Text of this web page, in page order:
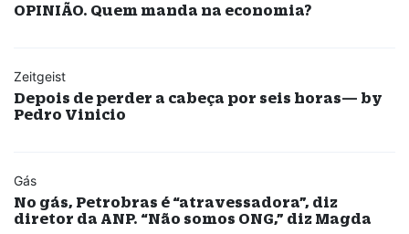
OPINIÃO. Quem manda na economia?
Zeitgeist
Depois de perder a cabeça por seis horas— by
Pedro Vinicio
Gás
No gás, Petrobras é “atravessadora”, diz
diretor da ANP. “Não somos ONG,” diz Magda